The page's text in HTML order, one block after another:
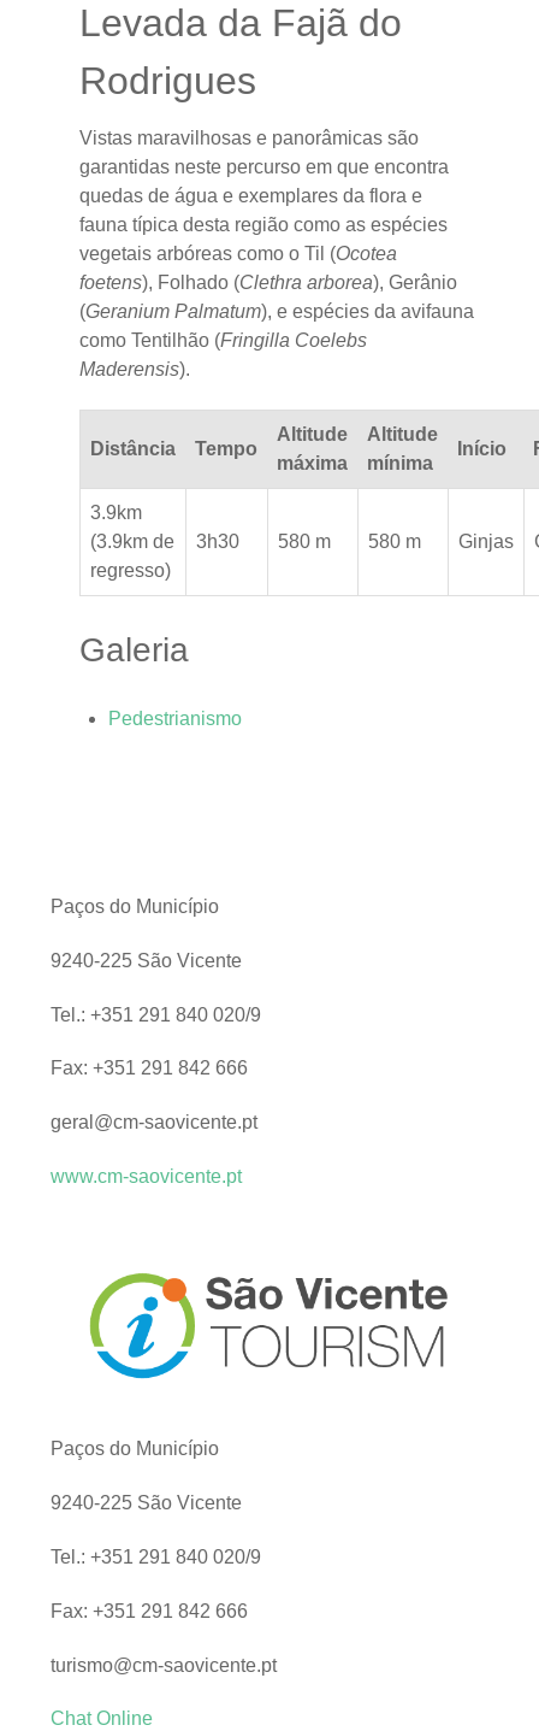
Levada da Fajã do
Rodrigues
Vistas maravilhosas e panorâmicas são
garantidas neste percurso em que encontra
quedas de água e exemplares da flora e
fauna típica desta região como as espécies
vegetais arbóreas como o Til (Ocotea
foetens), Folhado (Clethra arborea), Gerânio
(Geranium Palmatum), e espécies da avifauna
como Tentilhão (Fringilla Coelebs
Maderensis).
Distância Tempo
Altitude
máxima
Altitude
mínima
Início
3.9km
(3.9km de
regresso)
3h30 580 m 580 m Ginjas
Galeria
Pedestrianismo
Paços do Município
9240-225 São Vicente
Tel.: +351 291 840 020/9
Fax: +351 291 842 666
geral@cm-saovicente.pt
www.cm-saovicente.pt
Paços do Município
9240-225 São Vicente
Tel.: +351 291 840 020/9
Fax: +351 291 842 666
turismo@cm-saovicente.pt
Chat Online